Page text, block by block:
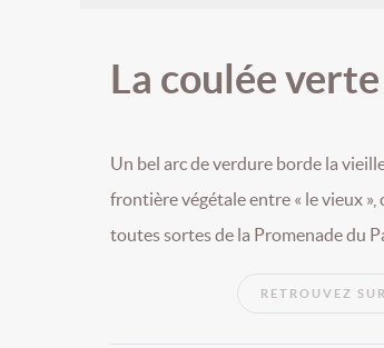
La coulée
Un bel arc de verdure borde la
frontière végétale entre « le vieux
toutes sortes de la Promenade du
RETROUVEZ